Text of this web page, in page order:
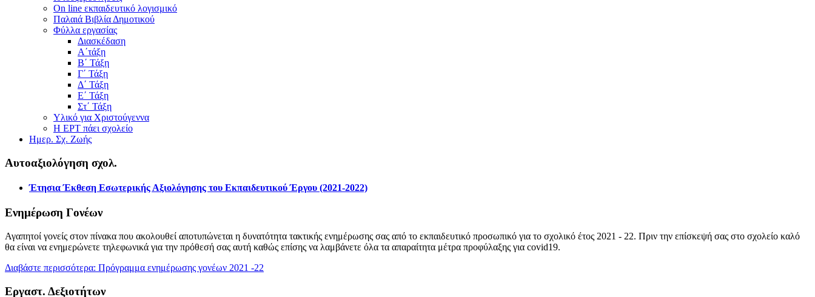
On line εκπαιδευτικό λογισμικό
Παλαιά Βιβλία Δημοτικού
Φύλλα εργασίας
Διασκέδαση
Α΄τάξη
Β΄ Τάξη
Γ΄ Τάξη
Δ΄ Τάξη
Ε΄ Τάξη
Στ΄ Τάξη
Υλικό για Χριστούγεννα
Η ΕΡΤ πάει σχολείο
Ημερ. Σχ. Ζωής
Αυτοαξιολόγηση σχολ.
Έτησια Έκθεση Εσωτερικής Αξιολόγησης του Εκπαιδευτικού Έργου (2021-2022)
Ενημέρωση Γονέων
Αγαπητοί γονείς στον πίνακα που ακολουθεί αποτυπώνεται η δυνατότητα τακτικής ενημέρωσης σας από το εκπαιδευτικό προσωπικό για το σχολικό έτος 2021 - 22. Πριν την επίσκεψή σας στο σχολείο καλό
θα είναι να ενημερώνετε τηλεφωνικά για την πρόθεσή σας αυτή καθώς επίσης να λαμβάνετε όλα τα απαραίτητα μέτρα προφύλαξης για covid19.
Διαβάστε περισσότερα: Πρόγραμμα ενημέρωσης γονέων 2021 -22
Εργαστ. Δεξιοτήτων